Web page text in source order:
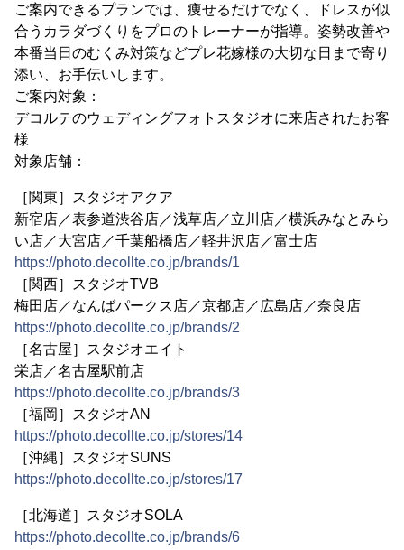
ご案内できるプランでは、痩せるだけでなく、ドレスが似
合うカラダづくりをプロのトレーナーが指導。姿勢改善や
本番当日のむくみ対策などプレ花嫁様の大切な日まで寄り
添い、お手伝いします。
ご案内対象：
デコルテのウェディングフォトスタジオに来店されたお客
様
対象店舗：
［関東］スタジオアクア
新宿店／表参道渋谷店／浅草店／立川店／横浜みなとみら
い店／大宮店／千葉船橋店／軽井沢店／富士店
https://photo.decollte.co.jp/brands/1
［関西］スタジオTVB
梅田店／なんばパークス店／京都店／広島店／奈良店
https://photo.decollte.co.jp/brands/2
［名古屋］スタジオエイト
栄店／名古屋駅前店
https://photo.decollte.co.jp/brands/3
［福岡］スタジオAN
https://photo.decollte.co.jp/stores/14
［沖縄］スタジオSUNS
https://photo.decollte.co.jp/stores/17
［北海道］スタジオSOLA
https://photo.decollte.co.jp/brands/6